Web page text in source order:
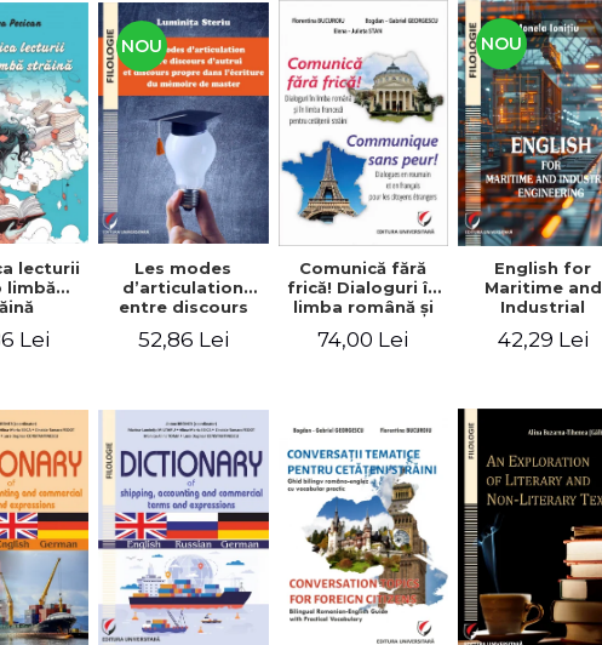
Armağan/
POLIFONII
CULTURALE
Limba, cultura și
civilizația turcă în
lume. Volum
dedicat
Centenarului
lecturii
limbă
Lei
NOU
Les modes
d’articulation
entre discours
discours propre
52,86 Lei
Comunică fără
frică! Dialoguri în
limba română şi
pentru cetăţenii
roumain et en
citoyens
étrangers
74,00 Lei
NOU
English for
Maritime and
Industrial
42,29 Lei